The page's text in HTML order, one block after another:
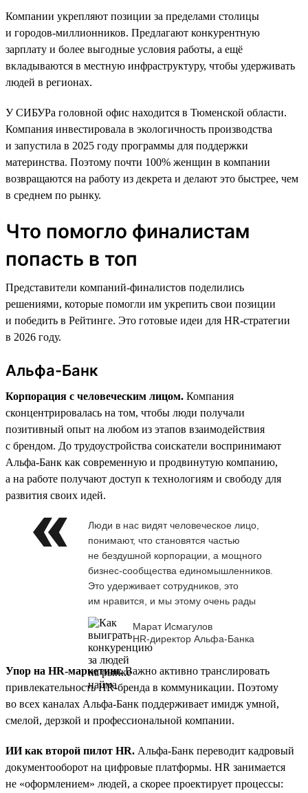
Компании укрепляют позиции за пределами столицы
и городов-миллионников. Предлагают конкурентную
зарплату и более выгодные условия работы, а ещё
вкладываются в местную инфраструктуру, чтобы удерживать
людей в регионах.
У СИБУРа головной офис находится в Тюменской области.
Компания инвестировала в экологичность производства
и запустила в 2025 году программы для поддержки
материнства. Поэтому почти 100% женщин в компании
возвращаются на работу из декрета и делают это быстрее, чем
в среднем по рынку.
Что помогло финалистам
попасть в топ
Представители компаний-финалистов поделились
решениями, которые помогли им укрепить свои позиции
и победить в Рейтинге. Это готовые идеи для HR-стратегии
в 2026 году.
Альфа-Банк
Корпорация с человеческим лицом. Компания
сконцентрировалась на том, чтобы люди получали
позитивный опыт на любом из этапов взаимодействия
с брендом. До трудоустройства соискатели воспринимают
Альфа-Банк как современную и продвинутую компанию,
а на работе получают доступ к технологиям и свободу для
развития своих идей.
Люди в нас видят человеческое лицо,
понимают, что становятся частью
не бездушной корпорации, а мощного
бизнес-сообщества единомышленников.
Это удерживает сотрудников, это
им нравится, и мы этому очень рады
Марат Исмагулов
HR-директор Альфа-Банка
Упор на HR-маркетинг.Важно активно транслировать
привлекательность HR-бренда в коммуникации. Поэтому
во всех каналах Альфа-Банк поддерживает имидж умной,
смелой, дерзкой и профессиональной компании.
ИИ как второй пилот HR. Альфа-Банк переводит кадровый
документооборот на цифровые платформы. HR занимается
не «оформлением» людей, а скорее проектирует процессы: